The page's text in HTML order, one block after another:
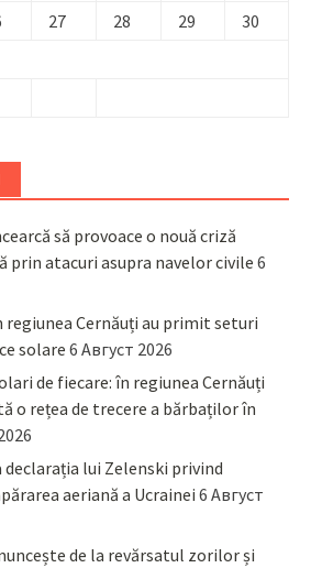
27 28 29
30
să provoace o nouă criză
atacuri asupra navelor civile 6
Cernăuți au primit seturi
solare 6 Август 2026
de fiecare: în regiunea Cernăuți
o rețea de trecere a bărbaților în
declarația lui Zelenski privind
aeriană a Ucrainei 6 Август
de la revărsatul zorilor și